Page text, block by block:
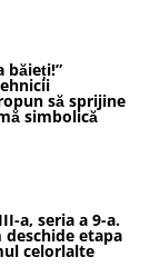
băieți!”
să sprijine
simbolică
a, seria a 9-a.
etapa
celorlalte